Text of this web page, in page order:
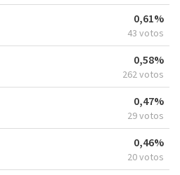
0,61%
43 votos
0,58%
262 votos
0,47%
29 votos
0,46%
20 votos